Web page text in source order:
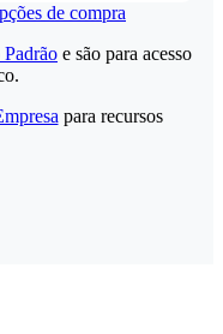
de compra
e são para acesso
para recursos